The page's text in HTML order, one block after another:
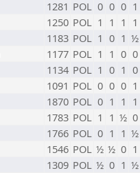
1281 POL 0 0 0 1
1250 POL 1 1 1 1
1183 POL 1 0 1 ½
1177 POL 1 1 0 0
1134 POL 1 0 1 0
1091 POL 0 0 0 1
1870 POL 0 1 1 1
1783 POL 1 1 ½ 0
1766 POL 0 1 1 ½
1546 POL ½ ½ 0 1
1309 POL ½ 0 1 ½